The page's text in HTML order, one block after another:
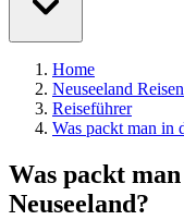
Home
Neuseeland Reisen
Reiseführer
Was packt man in
Was packt
Neuseeland?